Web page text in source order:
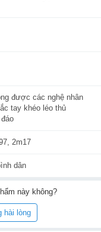
được các nghệ nhân
tay khéo léo thủ
2m17
dân
này không?
hài lòng